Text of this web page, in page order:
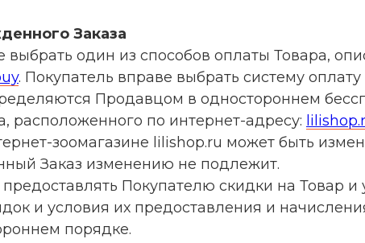
Заказа
выбрать один из способов оплаты Товара,
. Покупатель вправе выбрать систему
Продавцом в одностороннем
расположенного по интернет-адресу:
зоомагазине lilishop.ru может быть
Заказ изменению не подлежит.
Покупателю скидки на Товар
и условия их предоставления и
порядке.